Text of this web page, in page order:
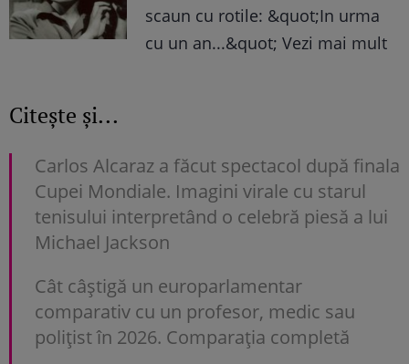
scaun cu rotile: &quot;In urma
cu un an...&quot; Vezi mai mult
Citește și...
Carlos Alcaraz a făcut spectacol după finala
Cupei Mondiale. Imagini virale cu starul
tenisului interpretând o celebră piesă a lui
Michael Jackson
Cât câștigă un europarlamentar
comparativ cu un profesor, medic sau
polițist în 2026. Comparația completă